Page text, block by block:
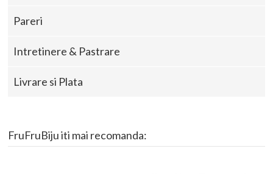
Pareri
Intretinere & Pastrare
Livrare si Plata
FruFruBiju iti mai recomanda: